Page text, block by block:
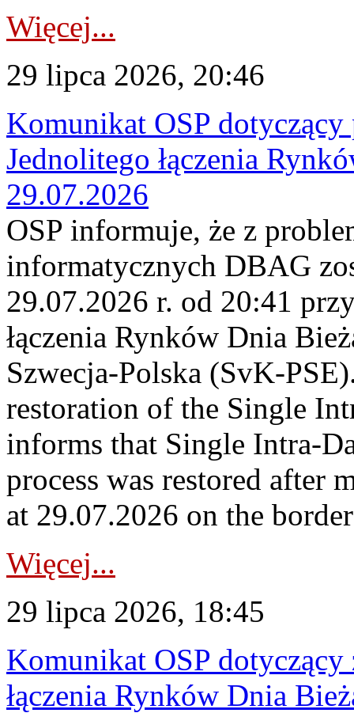
Więcej...
29 lipca 2026, 20:46
Komunikat OSP
Jednolitego łączenia
29.07.2026
OSP informuje, że z
informatycznych DBAG
29.07.2026 r. od 20:41
łączenia Rynków Dnia
Szwecja-Polska (SvK-
restoration of the Single
informs that Single Intra-
process was restored after
at 29.07.2026 on the
Więcej...
29 lipca 2026, 18:45
Komunikat OSP dotyczący
łączenia Rynków Dnia